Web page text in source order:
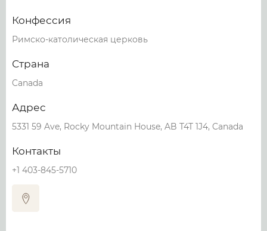
Конфессия
Римско-католическая церковь
Страна
Canada
Адрес
5331 59 Ave, Rocky Mountain House, AB T4T 1J4, Canada
Контакты
+1 403-845-5710